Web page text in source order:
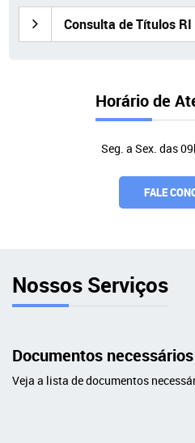
Consulta de Títulos RI
Horário de
Seg. a Sex. das
FALE
Nossos Serviços
Documentos necessários
Veja a lista de documentos